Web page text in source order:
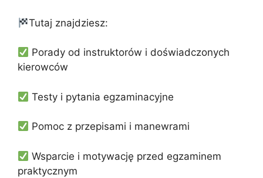
Tutaj znajdziesz:
Porady od instruktorów i doświadczonych
kierowców
Testy i pytania egzaminacyjne
Pomoc z przepisami i manewrami
Wsparcie i motywację przed egzaminem
praktycznym